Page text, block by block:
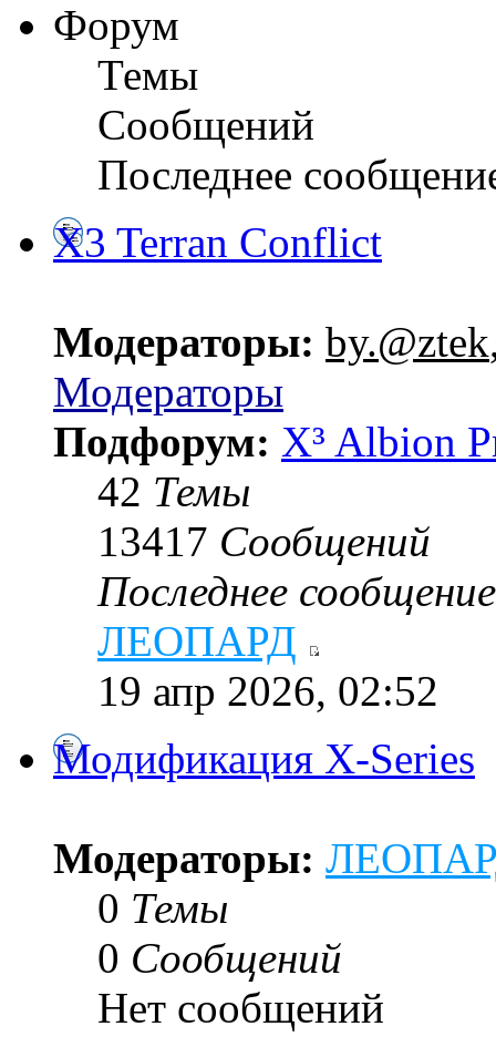
Форум
Темы
Сообщений
Последнее
X3 Terran Conflict
Модераторы: by.@ztek
Модераторы
Подфорум: X³ Albion
42 Темы
13417 Сообщений
Последнее сообщение
ЛЕОПАРД
19 апр 2026, 02:52
Модификация X-Series
Модераторы:
0 Темы
0 Сообщений
Нет сообщений